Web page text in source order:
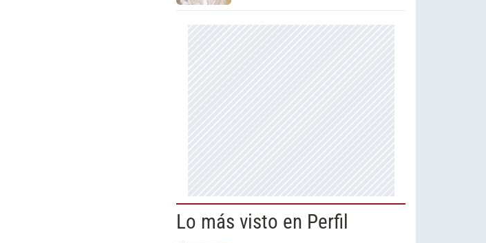
Lo más visto en Perfil